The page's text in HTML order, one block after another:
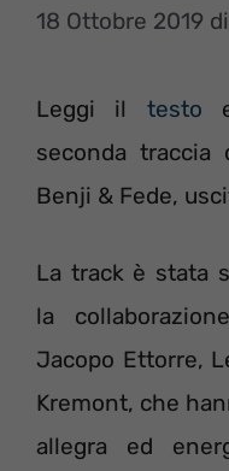
18 Ottobre 2019 di
Leggi il testo
seconda traccia
Benji & Fede,
La track è stata
la
Jacopo Ettorre,
Kremont, che
allegra ed